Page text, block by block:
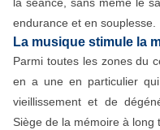
endurance et en souplesse.
​La musique stimule la
Parmi toutes les zones du
en a une en particulier
vieillissement et de
Siège de la mémoire à